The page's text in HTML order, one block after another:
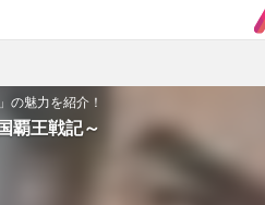
の魅力を紹介！
覇王戦記～